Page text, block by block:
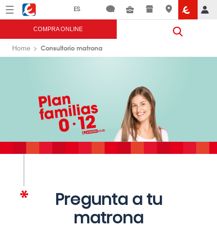
Menú Eroski
COMPRA ONLINE
Home Consultorio matrona
Pregunta a tu
matrona